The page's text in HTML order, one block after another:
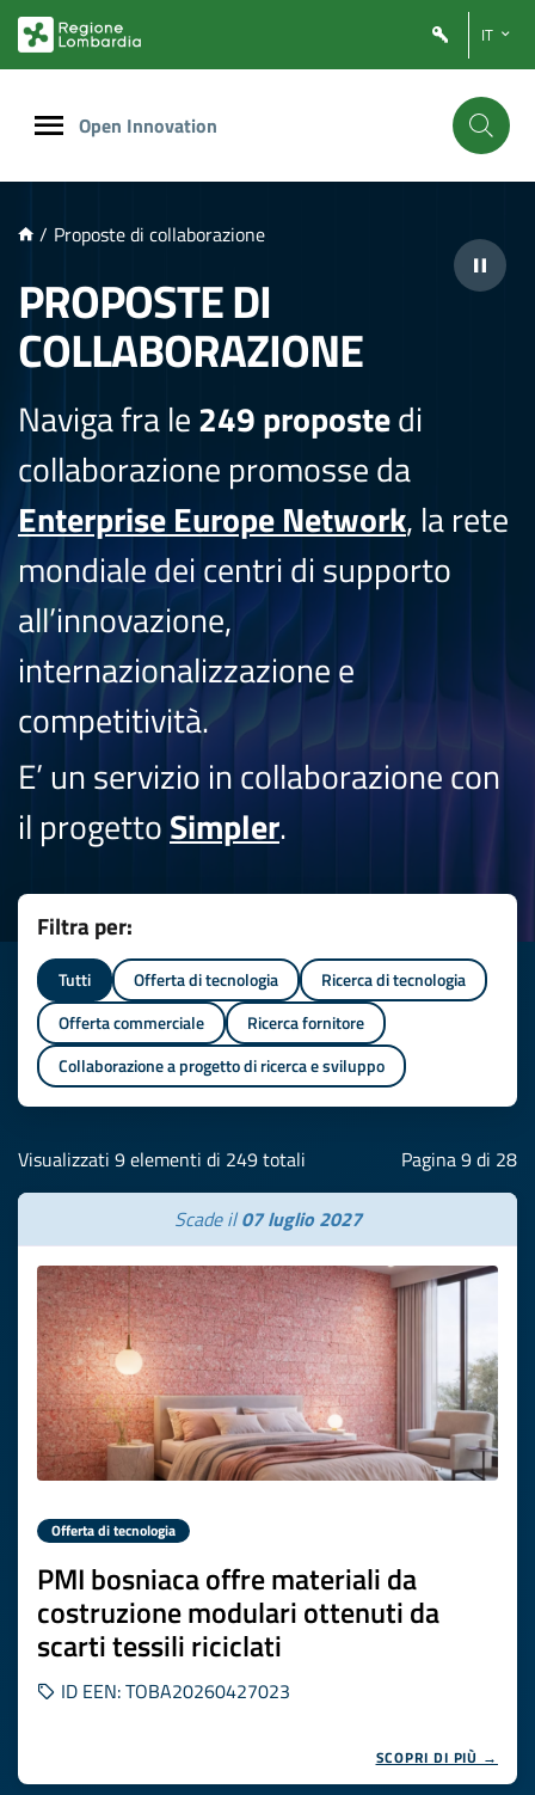
PRINCIPALE
IT
Open Innovation
/ Proposte di collaborazione
PROPOSTE DI
COLLABORAZIONE
Naviga fra le249 propostedi
collaborazione promosse da
Enterprise Europe Network, la rete
mondiale dei centri di supporto
all’innovazione,
internazionalizzazione e
competitività.
E’ un servizio in collaborazione con
il progettoSimpler.
Filtra per:
Tutti Offerta di tecnologia
Ricerca di tecnologia
Offerta commerciale
Ricerca fornitore
Collaborazione a progetto di ricerca e sviluppo
Visualizzati 9 elementi di 249 totali Pagina 9 di 28
Scade il07 luglio 2027
Offerta di tecnologia
PMI bosniaca offre materiali da
costruzione modulari ottenuti da
scarti tessili riciclati
ID EEN: TOBA20260427023
SCOPRI DI PIÙ →